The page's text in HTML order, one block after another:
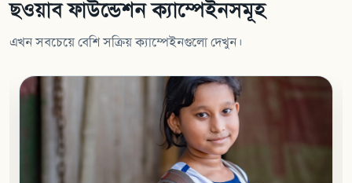
ছওয়াব ফাউন্ডেশন ক্যাম্পেইনসমূহ
এখন সবচেয়ে বেশি সক্রিয় ক্যাম্পেইনগুলো দেখুন।